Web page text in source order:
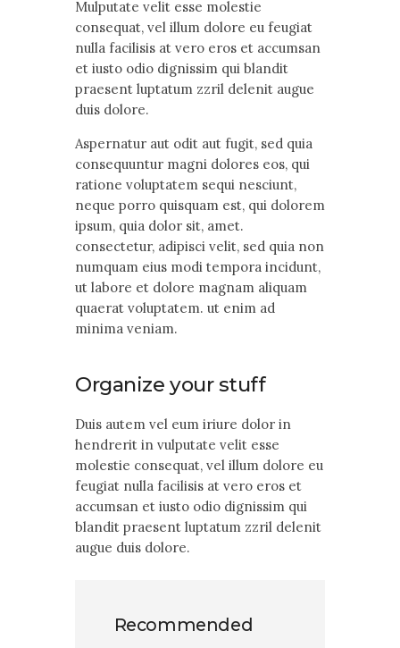
Мulputate velit esse molestie
consequat, vel illum dolore eu feugiat
nulla facilisis at vero eros et accumsan
et iusto odio dignissim qui blandit
praesent luptatum zzril delenit augue
duis dolore.
Aspernatur aut odit aut fugit, sed quia
consequuntur magni dolores eos, qui
ratione voluptatem sequi nesciunt,
neque porro quisquam est, qui dolorem
ipsum, quia dolor sit, amet.
consectetur, adipisci velit, sed quia non
numquam eius modi tempora incidunt,
ut labore et dolore magnam aliquam
quaerat voluptatem. ut enim ad
minima veniam.
Organize your stuff
Duis autem vel eum iriure dolor in
hendrerit in vulputate velit esse
molestie consequat, vel illum dolore eu
feugiat nulla facilisis at vero eros et
accumsan et iusto odio dignissim qui
blandit praesent luptatum zzril delenit
augue duis dolore.
Recommended